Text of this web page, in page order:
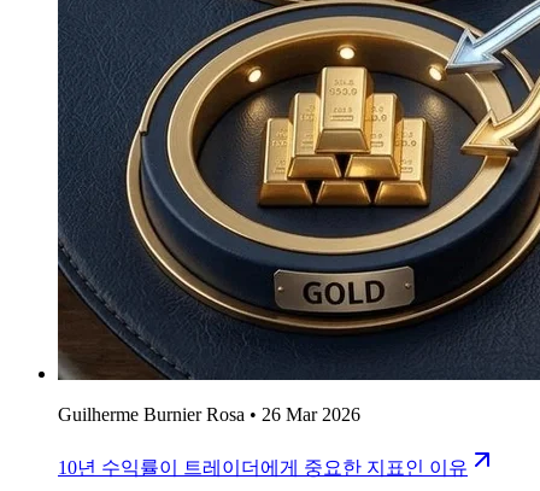
Guilherme Burnier Rosa • 26 Mar 2026
10년 수익률이 트레이더에게 중요한 지표인 이유